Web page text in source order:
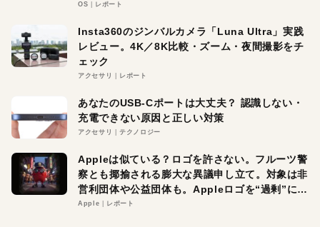
OS レポート
Insta360のジンバルカメラ「Luna Ultra」実践
レビュー。4K／8K比較・ズーム・夜間撮影をチ
ェック
アクセサリ レポート
あなたのUSB-Cポートは大丈夫？ 認識しない・
充電できない原因と正しい対策
アクセサリ テクノロジー
Appleは似ている？ロゴを許さない。フルーツ警
察とも揶揄される膨大な異議申し立て。対象は非
営利団体や公益団体も。Appleロゴを“過剰”に守
る理由とは
Apple レポート